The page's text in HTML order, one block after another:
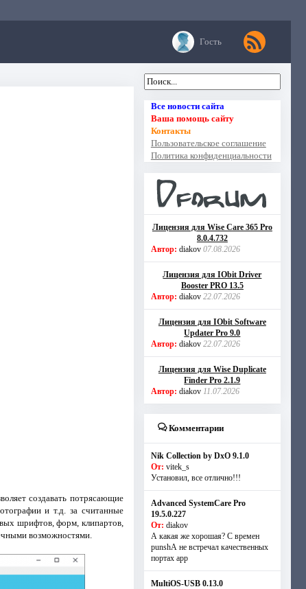
Гость
создавать потрясающие
и т.д. за считанные
шрифтов, форм, клипартов,
возможностями.
Все новости сайта
Ваша помощь сайту
Контакты
Пользовательское соглашение
Политика конфиденциальности
Лицензия для Wise Care 365 Pro
8.0.4.732
Автор: diakov 07.08.2026
Лицензия для IObit Driver
Booster PRO 13.5
Автор: diakov 22.07.2026
Лицензия для IObit Software
Updater Pro 9.0
Автор: diakov 22.07.2026
Лицензия для Wise Duplicate
Finder Pro 2.1.9
Автор: diakov 11.07.2026
Комментарии
Nik Collection by DxO 9.1.0
От: vitek_s
Установил, все отлично!!!
Advanced SystemCare Pro
19.5.0.227
От: diakov
А какая же хорошая? С времен
punshА не встречал качественных
портах app
MultiOS-USB 0.13.0